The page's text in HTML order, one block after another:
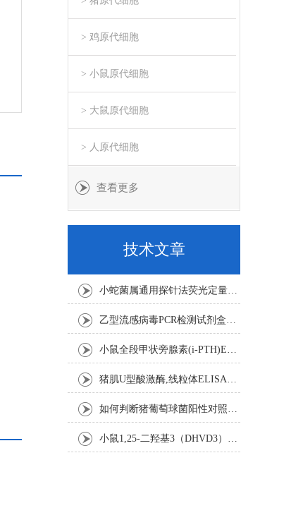
> 鸡原代细胞
> 小鼠原代细胞
> 大鼠原代细胞
> 人原代细胞
查看更多
技术文章
小蛇菌属通用探针法荧光定量PCR试剂盒实验注意事项
乙型流感病毒PCR检测试剂盒反应五要素
小鼠全段甲状旁腺素(i-PTH)ELISA试剂盒操作步骤
猪肌U型酸激酶,线粒体ELISA试剂盒注意事项
如何判断猪葡萄球菌阳性对照是否失效
小鼠1,25-二羟基3（DHVD3）elisa试剂盒操作步骤